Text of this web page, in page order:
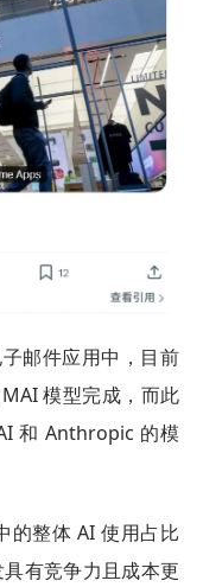
邮件应用中，目前
模型完成，而此
和 Anthropic 的模
的整体 AI 使用占比
有竞争力且成本更